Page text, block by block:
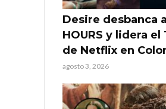
Desire desbanca
HOURS y lidera el
de Netflix en
agosto 3, 2026